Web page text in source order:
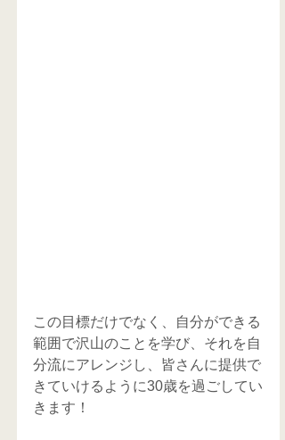
この目標だけでなく、自分ができる
範囲で沢山のことを学び、それを自
分流にアレンジし、皆さんに提供で
きていけるように30歳を過ごしてい
きます！